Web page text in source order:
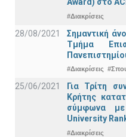
Award) στο
#Διακρίσεις
28/08/2021
Σημαντική
Τμήμα
#Διακρίσεις
25/06/2021
Για Τρίτη
Κρήτης
σύμφωνα
University
#Διακρίσεις